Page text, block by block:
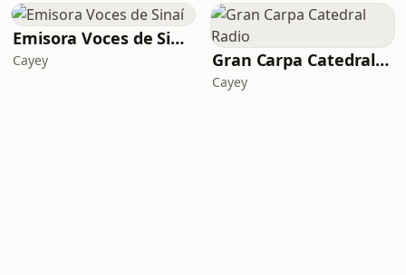
Emisora Voces de Sinaí
Cayey Gran Carpa Catedral Radio
Cayey